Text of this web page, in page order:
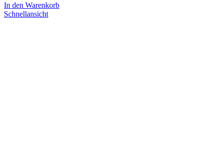
In den Warenkorb
Schnellansicht